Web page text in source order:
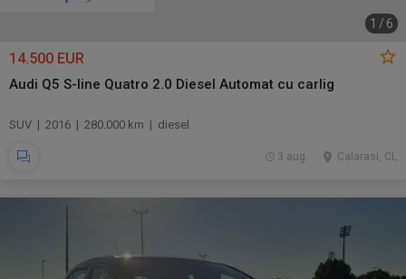
1 / 6
14.500 EUR
Audi Q5 S-line Quatro 2.0 Diesel Automat cu carlig
SUV | 2016 | 280.000 km | diesel
Calarasi, CL
3 aug.